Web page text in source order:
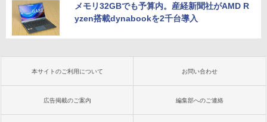
メモリ32GBでも予算内。産経新聞社がAMD R
yzen搭載dynabookを2千台導入
本サイトのご利用について お問い合わせ
広告掲載のご案内 編集部へのご連絡